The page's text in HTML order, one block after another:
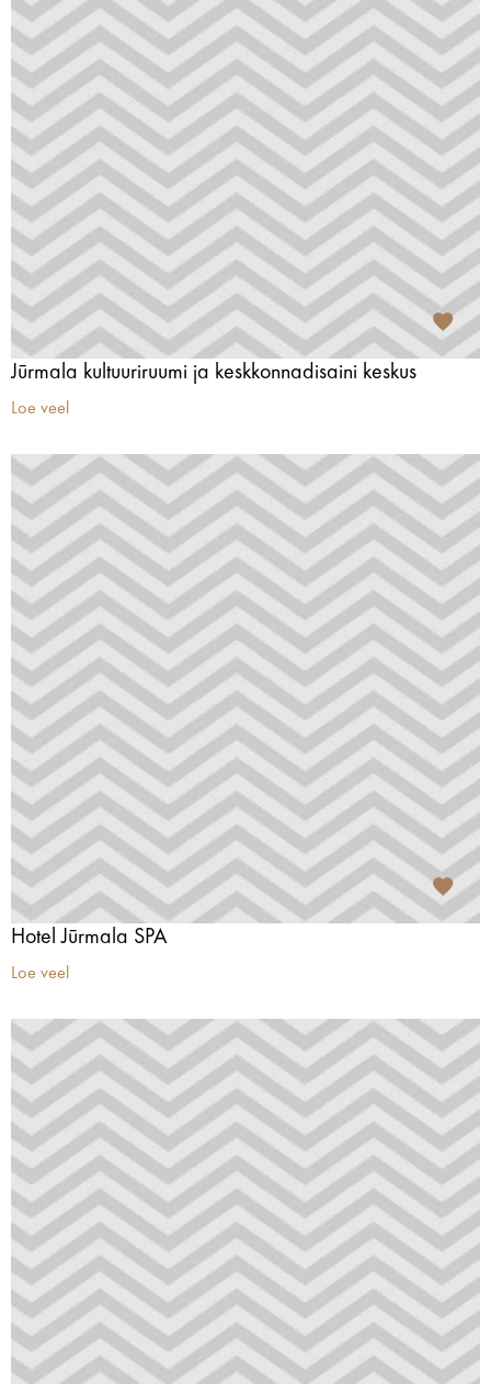
Jūrmala kultuuriruumi ja keskkonnadisaini keskus
Loe veel
Hotel Jūrmala SPA
Loe veel